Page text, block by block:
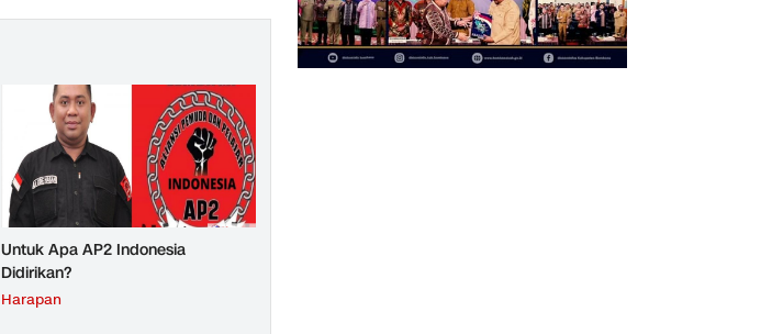
Untuk Apa AP2 Indonesia
Didirikan?
Harapan